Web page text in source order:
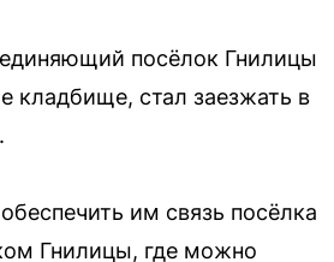
посёлок Гнилицы
кладбище, стал заезжать в
им связь посёлка
Гнилицы, где можно